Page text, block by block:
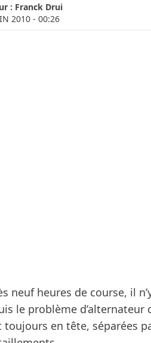
: Franck Drui
2010 - 00:26
neuf heures de course, il
le problème d’alternateur
toujours en tête, séparées